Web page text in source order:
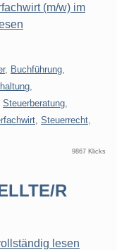
(m/w) im
, Buchführung
Steuerberatung
Steuerrecht
9867 Klicks
R
lesen